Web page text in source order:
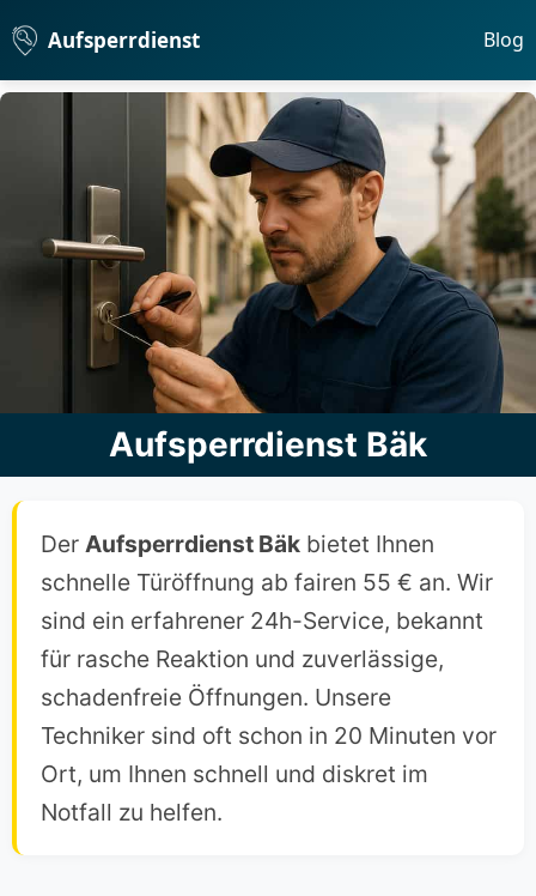
Aufsperrdienst Blog
Aufsperrdienst Bäk
Der Aufsperrdienst Bäk bietet Ihnen
schnelle Türöffnung ab fairen 55 € an. Wir
sind ein erfahrener 24h-Service, bekannt
für rasche Reaktion und zuverlässige,
schadenfreie Öffnungen. Unsere
Techniker sind oft schon in 20 Minuten vor
Ort, um Ihnen schnell und diskret im
Notfall zu helfen.